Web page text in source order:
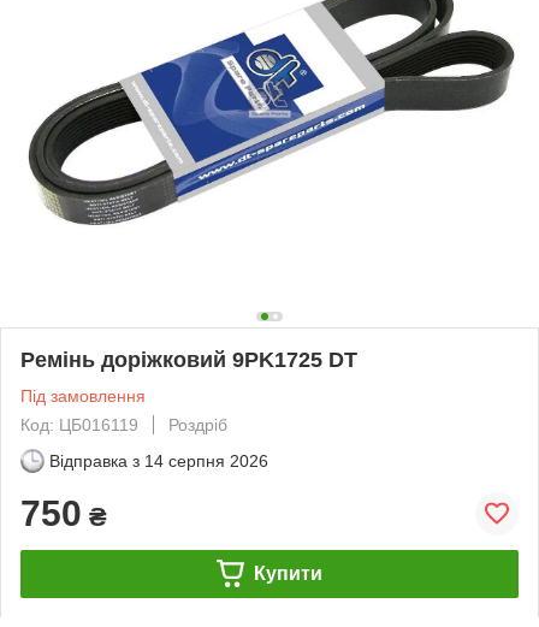
Ремінь доріжковий 9PK1725 DT
Під замовлення
Код: ЦБ016119
Роздріб
Відправка з 14 серпня 2026
750 ₴
Купити